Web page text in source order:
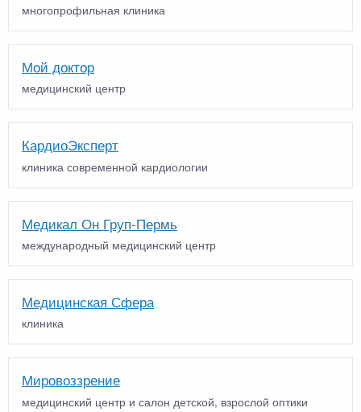
многопрофильная клиника
Мой доктор
медицинский центр
КардиоЭксперт
клиника современной кардиологии
Медикал Он Груп-Пермь
международный медицинский центр
Медицинская Сфера
клиника
Мировоззрение
медицинский центр и салон детской, взрослой оптики